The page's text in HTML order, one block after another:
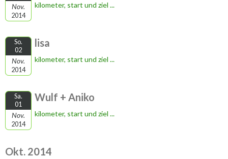
Nov.
2014
kilometer, start und ziel ...
So.
02
Nov.
2014
lisa
kilometer, start und ziel ...
Sa.
01
Nov.
2014
Wulf + Aniko
kilometer, start und ziel ...
Okt. 2014